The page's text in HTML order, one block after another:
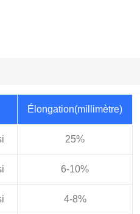
Élongation(millimètre)
25%
6-10%
4-8%